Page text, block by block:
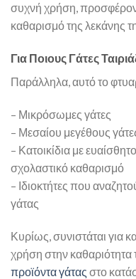
συχνή χρήση,
καθαρισμό της λεκάνης
Για Ποιους Γάτες
Παράλληλα, αυτό το
– Μικρόσωμες γάτες
– Μεσαίου μεγέθους
– Κατοικίδια με
σχολαστικό καθαρισμό
– Ιδιοκτήτες που
γάτας
Κυρίως, συνιστάται για
χρήση στην καθαριότητα
προϊόντα γάτας στο